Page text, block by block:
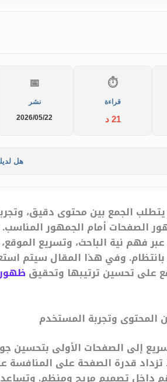
⏱️
قراءة
21 د
📅
نشر
2026/05/22
هل
الجمع بين محتوى دقيق،
الصفحات أمام الجمهور
فهم نية الباحث، وتسريع
بانتظام. وفي هذا المقال سيتم
على تحسين ترتيبها وتحقيق
المحتوى وتجربة المستخدم
إلى الصفحات الأولى بتحسين
تزداد قدرة الصفحة على المنافسة
تصميم مريح ومنظم. وتساعد